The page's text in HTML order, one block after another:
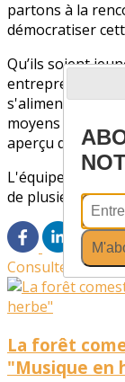
partons à la
démocratiser
Qu’ils soient
entrepreneurs,
s'alimentent en
moyens de
aperçu de ce
L'équipe AGIR
de plusieurs
Consultez
La forêt
"Musique en